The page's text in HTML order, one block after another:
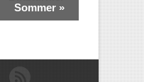
Sommer »